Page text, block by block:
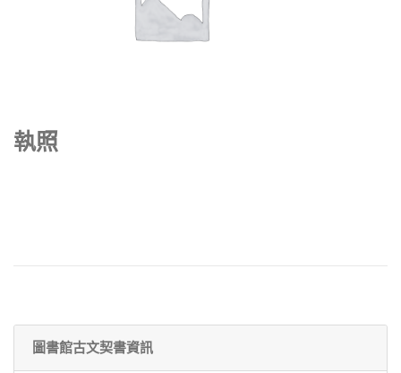
執照
圖書館古文契書資訊